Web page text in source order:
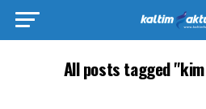
All posts tagged